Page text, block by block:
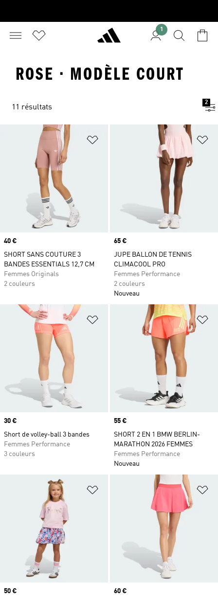
1
ROSE · MODÈLE COURT
11 résultats
2
Ajouter à la Liste de produits
Prix
40 €
SHORT SANS COUTURE 3
BANDES ESSENTIALS 12,7 CM
Femmes Originals
2 couleurs
Prix
65 €
JUPE BALLON DE TENNIS
CLIMACOOL PRO
Femmes Performance
2 couleurs
Nouveau
Ajouter à la Liste de produits
Prix
30 €
Short de volley-ball 3 bandes
Femmes Performance
3 couleurs
Prix
55 €
SHORT 2 EN 1 BMW BERLIN-
MARATHON 2026 FEMMES
Femmes Performance
Nouveau
Ajouter à la Liste de produits
Prix
50 €
Prix
60 €